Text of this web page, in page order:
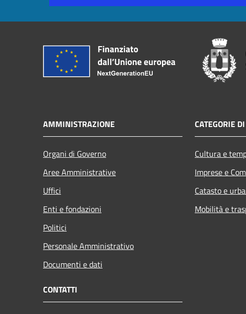
AMMINISTRAZIONE
Organi di Governo
Aree Amministrative
Uffici
Enti e fondazioni
Politici
Personale Amministrativo
Documenti e dati
CATEGORIE
Cultura e
Imprese e
Catasto e
Mobilità e
CONTATTI